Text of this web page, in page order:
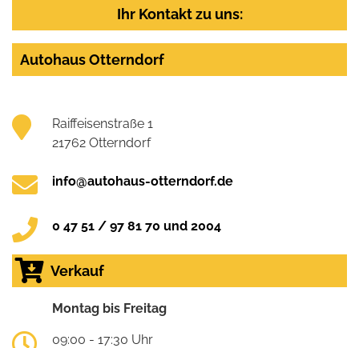
Ihr Kontakt zu uns:
Autohaus Otterndorf
Raiffeisenstraße 1
21762 Otterndorf
info@autohaus-otterndorf.de
0 47 51 / 97 81 70 und 2004
Verkauf
Montag bis Freitag
09:00 - 17:30 Uhr